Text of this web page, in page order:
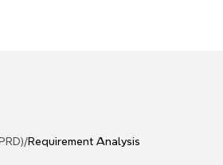
/Requirement Analysis